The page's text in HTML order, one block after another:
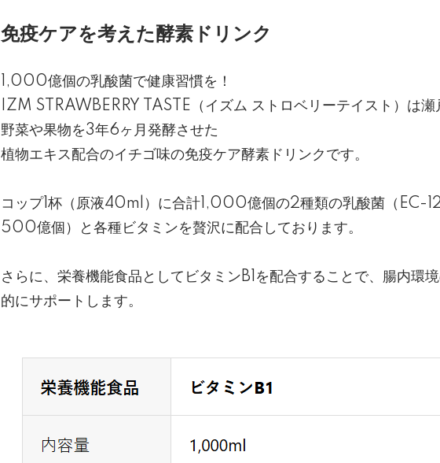
免疫ケアを考えた酵素ドリンク
1,000億個の乳酸菌で健康習慣を！
IZM STRAWBERRY TASTE（イズム ストロベリーテイスト）は
野菜や果物を3年6ヶ月発酵させた
植物エキス配合のイチゴ味の免疫ケア酵素ドリンクです。
コップ1杯（原液40ml）に合計1,000億個の2種類の乳酸菌（EC-
500億個）と各種ビタミンを贅沢に配合しております。
さらに、栄養機能食品としてビタミンB1を配合することで、腸内環
的にサポートします。